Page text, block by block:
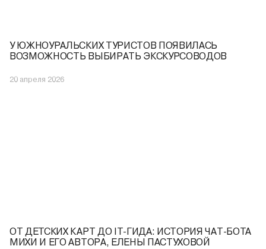
У ЮЖНОУРАЛЬСКИХ ТУРИСТОВ ПОЯВИЛАСЬ
ВОЗМОЖНОСТЬ ВЫБИРАТЬ ЭКСКУРСОВОДОВ
20 апреля 2026
ОТ ДЕТСКИХ КАРТ ДО IT-ГИДА: ИСТОРИЯ ЧАТ-БОТА
МИХИ И ЕГО АВТОРА, ЕЛЕНЫ ПАСТУХОВОЙ